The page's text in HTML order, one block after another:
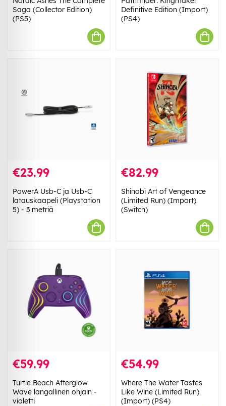
Saga (Collector Edition)
(PS5)
Definitive Edition (Import)
(PS4)
€23.99
PowerA Usb-C ja Usb-C
latauskaapeli (Playstation
5) - 3 metriä
€82.99
Shinobi Art of Vengeance
(Limited Run) (Import)
(Switch)
€59.99
Turtle Beach Afterglow
Wave langallinen ohjain -
violetti
€54.99
Where The Water Tastes
Like Wine (Limited Run)
(Import) (PS4)